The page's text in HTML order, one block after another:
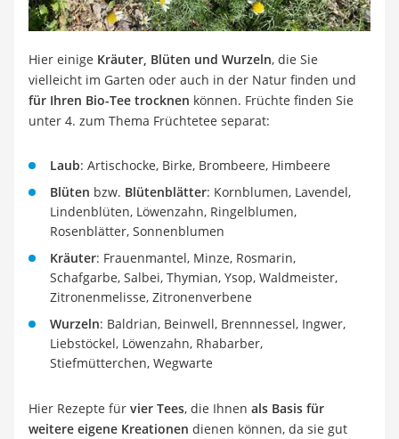
Hier einige Kräuter, Blüten und Wurzeln, die Sie
vielleicht im Garten oder auch in der Natur finden und
für Ihren Bio-Tee trocknen können. Früchte finden Sie
unter 4. zum Thema Früchtetee separat:
Laub: Artischocke, Birke, Brombeere, Himbeere
Blüten bzw. Blütenblätter: Kornblumen, Lavendel,
Lindenblüten, Löwenzahn, Ringelblumen,
Rosenblätter, Sonnenblumen
Kräuter: Frauenmantel, Minze, Rosmarin,
Schafgarbe, Salbei, Thymian, Ysop, Waldmeister,
Zitronenmelisse, Zitronenverbene
Wurzeln: Baldrian, Beinwell, Brennnessel, Ingwer,
Liebstöckel, Löwenzahn, Rhabarber,
Stiefmütterchen, Wegwarte
Hier Rezepte für vier Tees, die Ihnen als Basis für
weitere eigene Kreationen dienen können, da sie gut